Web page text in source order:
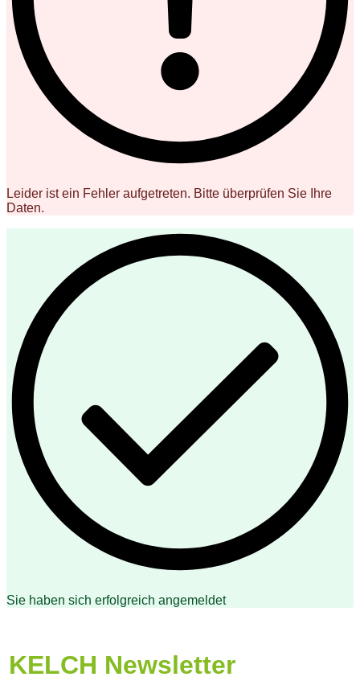
Leider ist ein Fehler aufgetreten. Bitte überprüfen Sie Ihre
Daten.
Sie haben sich erfolgreich angemeldet
KELCH Newsletter